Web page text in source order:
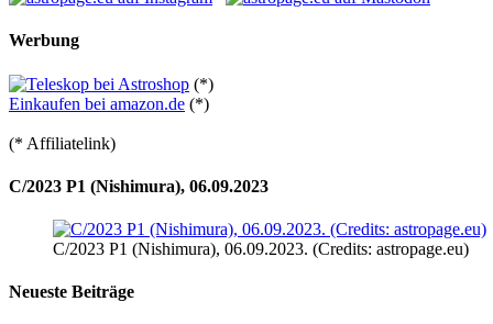
Werbung
(*)
Einkaufen bei amazon.de (*)
(* Affiliatelink)
C/2023 P1 (Nishimura), 06.09.2023
C/2023 P1 (Nishimura), 06.09.2023. (Credits: astropage.eu)
Neueste Beiträge